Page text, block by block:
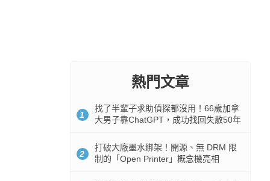
熱門文章
1
找了半輩子求助偵探都沒用！66歲加拿
大男子靠ChatGPT，成功找回失散50年
2
打破大廠墨水綁架！開源、無 DRM 限
制的「Open Printer」概念機亮相